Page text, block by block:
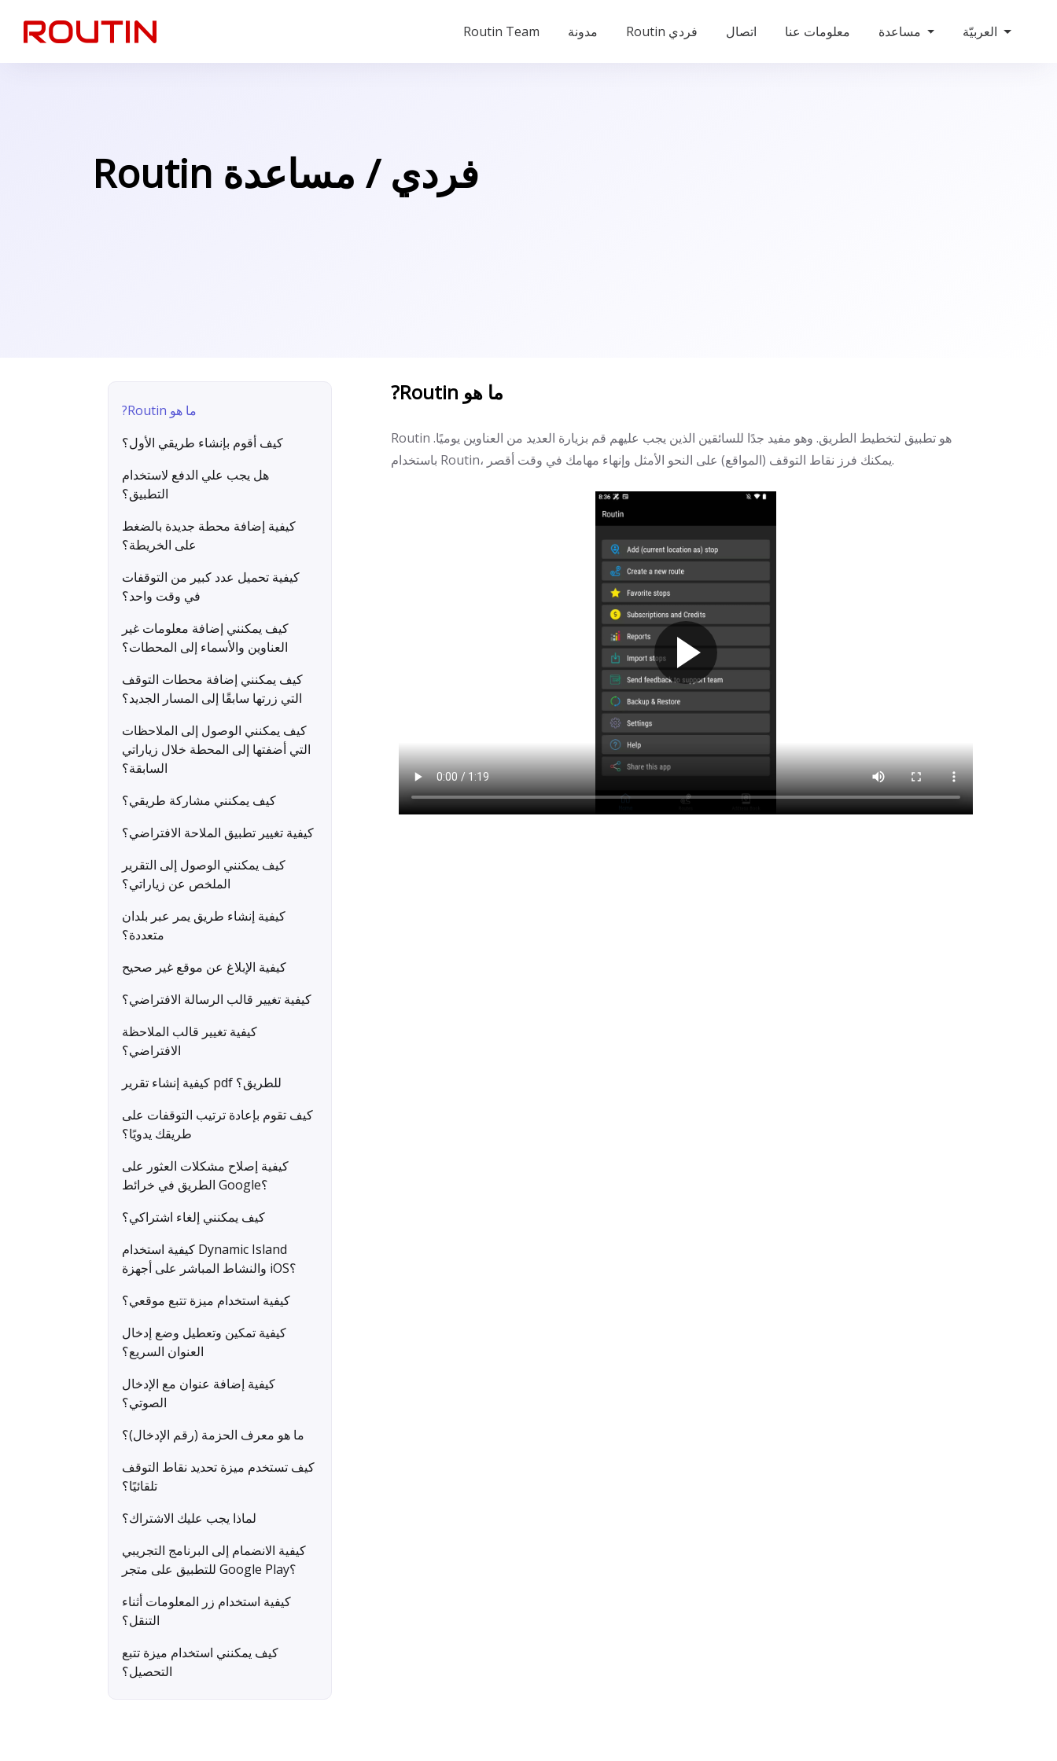
Routin Team مدونة Routin فردي اتصال معلومات عنا العربيّة
Routin فردي / مساعدة
?Routin ما هو
كيف أقوم بإنشاء طريقي الأول؟
هل يجب علي الدفع لاستخدام
التطبيق؟
كيفية إضافة محطة جديدة بالضغط
على الخريطة؟
كيفية تحميل عدد كبير من التوقفات
في وقت واحد؟
كيف يمكنني إضافة معلومات غير
العناوين والأسماء إلى المحطات؟
كيف يمكنني إضافة محطات التوقف
التي زرتها سابقًا إلى المسار الجديد؟
كيف يمكنني الوصول إلى الملاحظات
التي أضفتها إلى المحطة خلال زياراتي
السابقة؟
كيف يمكنني مشاركة طريقي؟
كيفية تغيير تطبيق الملاحة الافتراضي؟
كيف يمكنني الوصول إلى التقرير
الملخص عن زياراتي؟
كيفية إنشاء طريق يمر عبر بلدان
متعددة؟
كيفية الإبلاغ عن موقع غير صحيح
كيفية تغيير قالب الرسالة الافتراضي؟
كيفية تغيير قالب الملاحظة
الافتراضي؟
كيفية إنشاء تقرير pdf للطريق؟
كيف تقوم بإعادة ترتيب التوقفات على
طريقك يدويًا؟
كيفية إصلاح مشكلات العثور على
الطريق في خرائط Google؟
كيف يمكنني إلغاء اشتراكي؟
كيفية استخدام Dynamic Island
والنشاط المباشر على أجهزة iOS؟
كيفية استخدام ميزة تتبع موقعي؟
كيفية تمكين وتعطيل وضع إدخال
العنوان السريع؟
كيفية إضافة عنوان مع الإدخال
الصوتي؟
ما هو معرف الحزمة (رقم الإدخال)؟
كيف تستخدم ميزة تحديد نقاط التوقف
تلقائيًا؟
لماذا يجب عليك الاشتراك؟
كيفية الانضمام إلى البرنامج التجريبي
للتطبيق على متجر Google Play؟
كيفية استخدام زر المعلومات أثناء
التنقل؟
كيف يمكنني استخدام ميزة تتبع
التحصيل؟
?Routin ما هو
Routin هو تطبيق لتخطيط الطريق. وهو مفيد جدًا للسائقين الذين يجب عليهم قم بزيارة العديد من العناوين يوميًا.
باستخدام Routin، يمكنك فرز نقاط التوقف (المواقع) على النحو الأمثل وإنهاء مهامك في وقت أقصر.